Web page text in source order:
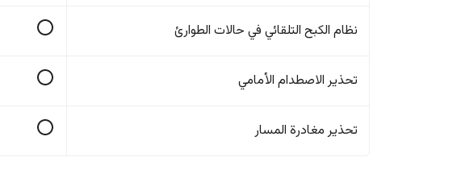
نظام الكبح التلقائي في حالات الطوارئ
تحذير الاصطدام الأمامي
تحذير مغادرة المسار